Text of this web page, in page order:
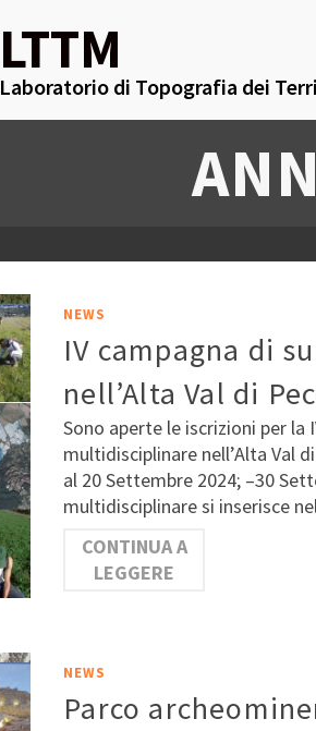
LTTM
Laboratorio di Topografia dei
NEWS
IV campagna di
nell’Alta Val di
Sono aperte le iscrizioni per la
multidisciplinare nell’Alta Val
al 20 Settembre 2024; –30
multidisciplinare si inserisce
CONTINUA A
LEGGERE
NEWS
Parco